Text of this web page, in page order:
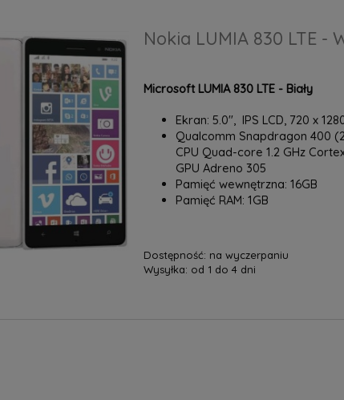
Nokia LUMIA 830 LTE -
Microsoft LUMIA 830 LTE - Biały
Ekran: 5.0", IPS LCD, 720 x
Qualcomm Snapdragon 400
CPU Quad-core 1.2 GHz
GPU Adreno 305
Pamięć wewnętrzna: 16GB
Pamięć RAM: 1GB
Dostępność: na wyczerpaniu
Wysyłka: od 1 do 4 dni